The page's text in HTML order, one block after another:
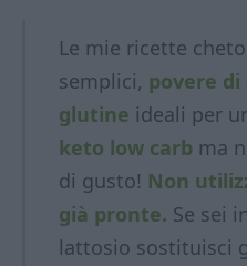
Le mie ricette
semplici, povere
glutine ideali per
keto low carb ma
di gusto! Non
già pronte. Se sei
lattosio sostituisci